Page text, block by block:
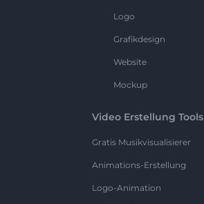
Logo
Grafikdesign
Website
Mockup
Video Erstellung Tools
Gratis Musikvisualisierer
Animations-Erstellung
Logo-Animation